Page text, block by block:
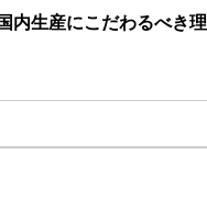
内生産にこだわるべき理